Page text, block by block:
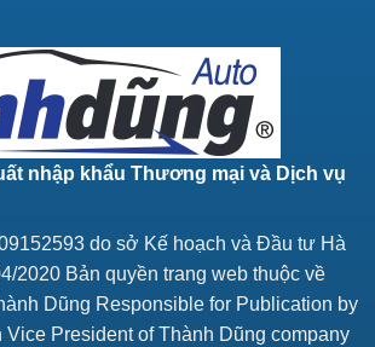
nhập khẩu Thương mại và Dịch vụ
do sở Kế hoạch và Đầu tư Hà
2020 Bản quyền trang web thuộc về
Dũng Responsible for Publication by
Vice President of Thành Dũng company